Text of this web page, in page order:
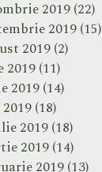
2019(22)
2019(15)
2019(2)
2019(11)
2019(14)
(18)
2019(18)
2019(14)
2019(13)